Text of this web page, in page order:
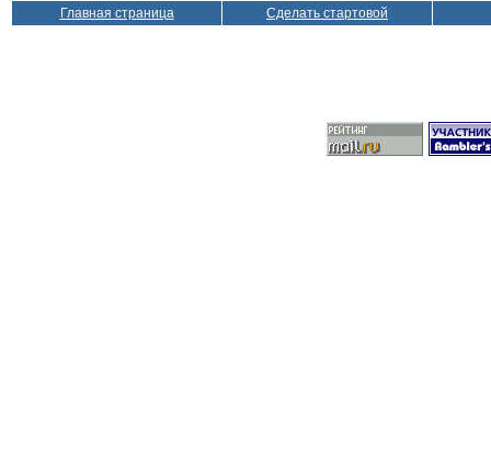
Главная страница Сделать стартовой